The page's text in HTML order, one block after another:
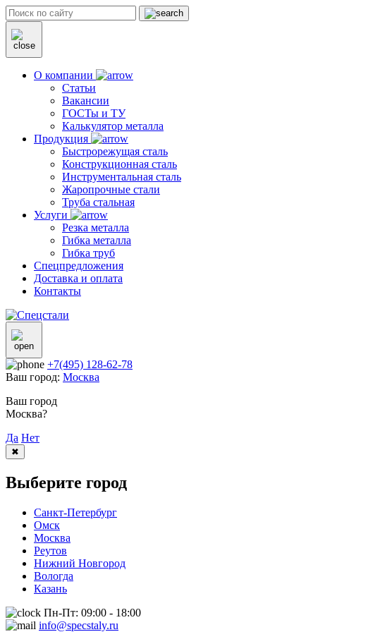
О компании
Статьи
Вакансии
ГОСТы и ТУ
Калькулятор металла
Продукция
Быстрорежущая сталь
Конструкционная сталь
Инструментальная сталь
Жаропрочные стали
Труба стальная
Услуги
Резка металла
Гибка металла
Гибка труб
Спецпредложения
Доставка и оплата
Контакты
+7(495) 128-62-78
Ваш город: Москва
Ваш город
Москва?
Да Нет
✖
Выберите город
Санкт-Петербург
Омск
Москва
Реутов
Нижний Новгород
Вологда
Казань
Пн-Пт: 09:00 - 18:00
info@specstaly.ru